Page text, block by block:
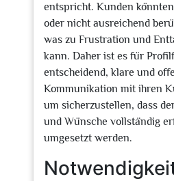
entspricht. Kunden
oder nicht ausreichend
was zu Frustration und
kann. Daher ist es für
entscheidend, klare und
Kommunikation mit ihren
um sicherzustellen, dass
und Wünsche vollständig
umgesetzt werden.